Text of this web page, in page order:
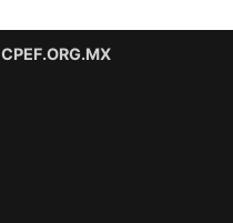
CPEF.ORG.MX